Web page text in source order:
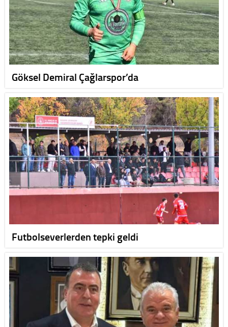
Göksel Demiral Çağlarspor’da
Futbolseverlerden tepki geldi